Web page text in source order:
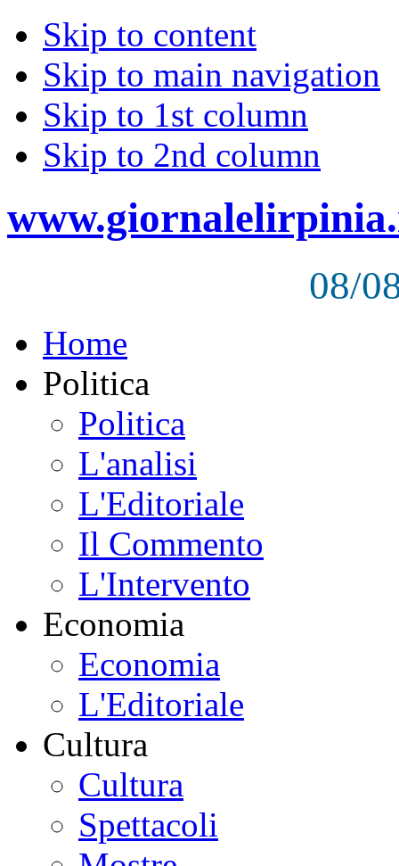
Skip to content
Skip to main navigation
Skip to 1st column
Skip to 2nd column
08/
Home
Politica
Politica
L'analisi
L'Editoriale
Il Commento
L'Intervento
Economia
Economia
L'Editoriale
Cultura
Cultura
Spettacoli